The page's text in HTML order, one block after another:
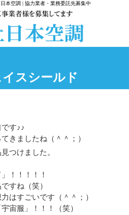
本空調 | 協力業者・業務委託先募集中
スシールド
す♪♪
きましたね（＾＾；）
つけました。
！！！！！
すね（笑）
はすごいです（＾＾；）
宙服」！！！（笑）